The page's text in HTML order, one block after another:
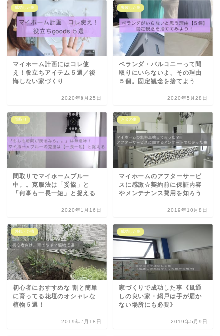
成功した事
マイホーム計画にはコレ使
え！役立ちアイテム５選／後
悔しない家づくり
2020年8月25日
失敗した事
ベランダ・バルコニーって間
取りにいらないよ、その理由
５個。固定観念を捨てよう
2020年5月28日
間取り
間取りでマイホームブルー
中。。克服法は「妥協」と
「何事も一長一短」と捉える
2020年1月16日
お金の事
マイホームのアフターサービ
スに感激☆契約前に保証内容
やメンテナンス費用を知ろう
2019年10月8日
外観・外構
初心者におすすめな 割と簡単
に育ってる花壇のオシャレな
植物５選！
2019年7月18日
成功した事
家づくりで成功した事《風通
しの良い家・網戸は手が届か
ない場所にも必要》
2019年5月9日